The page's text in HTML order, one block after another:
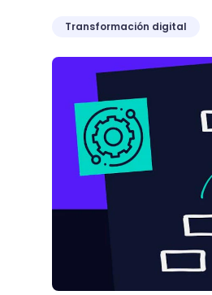
Transformación digital
¿Qué es un mapa